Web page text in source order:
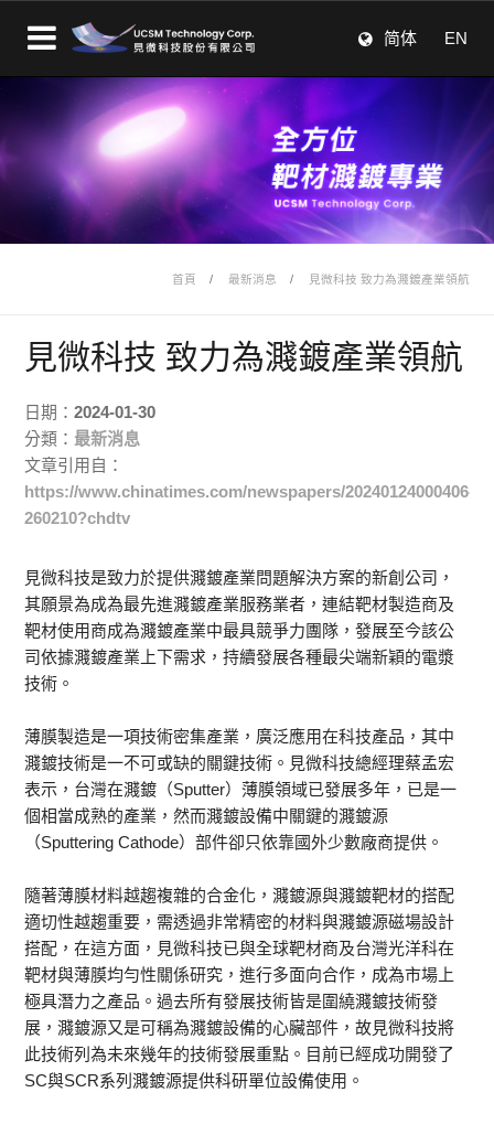
简体 EN
首頁 最新消息 見微科技 致力為濺鍍產業領航
見微科技 致力為濺鍍產業領航
日期：2024-01-30
分類： 最新消息
文章引用自：
https://www.chinatimes.com/newspapers/20240124000406-
260210?chdtv
見微科技是致力於提供濺鍍產業問題解決方案的新創公司，
其願景為成為最先進濺鍍產業服務業者，連結靶材製造商及
靶材使用商成為濺鍍產業中最具競爭力團隊，發展至今該公
司依據濺鍍產業上下需求，持續發展各種最尖端新穎的電漿
技術。
薄膜製造是一項技術密集產業，廣泛應用在科技產品，其中
濺鍍技術是一不可或缺的關鍵技術。見微科技總經理蔡孟宏
表示，台灣在濺鍍（Sputter）薄膜領域已發展多年，已是一
個相當成熟的產業，然而濺鍍設備中關鍵的濺鍍源
（Sputtering Cathode）部件卻只依靠國外少數廠商提供。
隨著薄膜材料越趨複雜的合金化，濺鍍源與濺鍍靶材的搭配
適切性越趨重要，需透過非常精密的材料與濺鍍源磁場設計
搭配，在這方面，見微科技已與全球靶材商及台灣光洋科在
靶材與薄膜均勻性關係研究，進行多面向合作，成為市場上
極具潛力之產品。過去所有發展技術皆是圍繞濺鍍技術發
展，濺鍍源又是可稱為濺鍍設備的心臟部件，故見微科技將
此技術列為未來幾年的技術發展重點。目前已經成功開發了
SC與SCR系列濺鍍源提供科研單位設備使用。